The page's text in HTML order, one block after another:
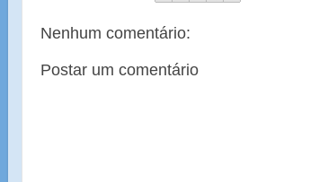
Nenhum comentário:
Postar um comentário